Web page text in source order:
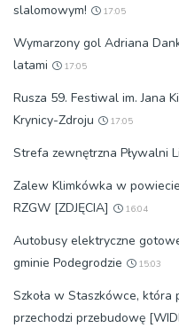
slalomowym!
17:05
Wymarzony gol Adriana
latami
17:05
Rusza 59. Festiwal im. Jana
Krynicy-Zdroju
17:05
Strefa zewnętrzna Pływalni
Zalew Klimkówka w
RZGW [ZDJĘCIA]
16:04
Autobusy elektryczne
gminie Podegrodzie
15:03
Szkoła w Staszkówce,
przechodzi przebudowę